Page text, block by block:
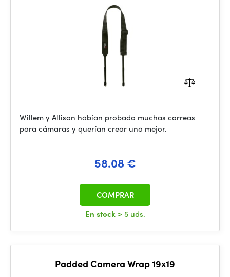
Willem y Allison habían probado muchas correas
para cámaras y querían crear una mejor.
58.08 €
En stock > 5 uds.
COMPRAR
Padded Camera Wrap 19x19